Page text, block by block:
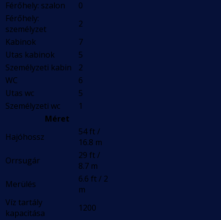
Férőhely: szalon
0
Férőhely:
személyzet
2
Kabinok
7
Utas kabinok
5
Személyzeti kabin
2
WC
6
Utas wc
5
Személyzeti wc
1
Méret
Hajóhossz
54 ft /
16.8 m
Orrsugár
29 ft /
8.7 m
Merülés
6.6 ft / 2
m
Víz tartály
kapacitása
1200